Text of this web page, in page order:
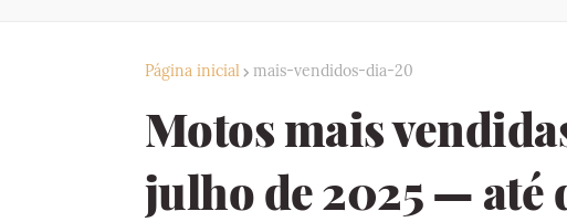
Página inicial mais-vendidos-dia-20
Motos mais
julho de 2025 — até